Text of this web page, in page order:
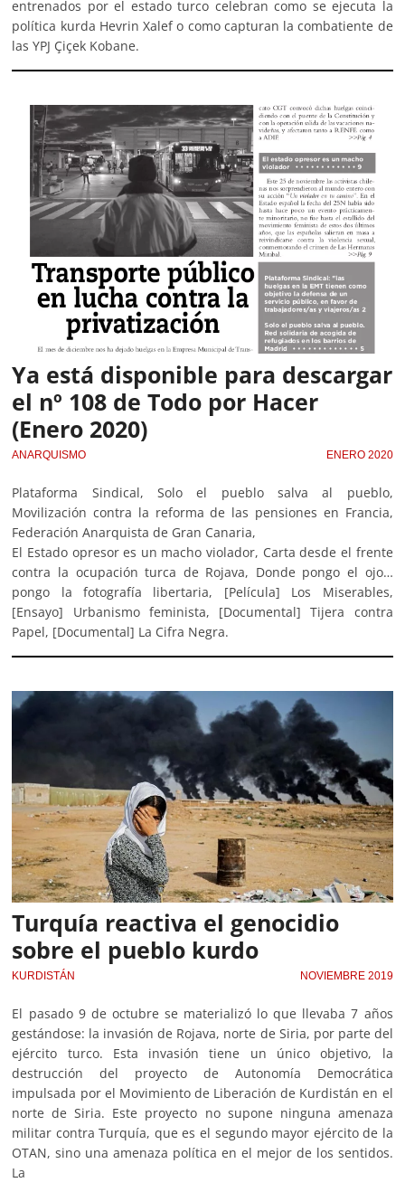
entrenados por el estado turco celebran como se ejecuta la
política kurda Hevrin Xalef o como capturan la combatiente de
las YPJ Çiçek Kobane.
Ya está disponible para descargar
el nº 108 de Todo por Hacer
(Enero 2020)
ANARQUISMO ENERO 2020
Plataforma Sindical, Solo el pueblo salva al pueblo,
Movilización contra la reforma de las pensiones en Francia,
Federación Anarquista de Gran Canaria,
El Estado opresor es un macho violador, Carta desde el frente
contra la ocupación turca de Rojava, Donde pongo el ojo…
pongo la fotografía libertaria, [Película] Los Miserables,
[Ensayo] Urbanismo feminista, [Documental] Tijera contra
Papel, [Documental] La Cifra Negra.
Turquía reactiva el genocidio
sobre el pueblo kurdo
KURDISTÁN NOVIEMBRE 2019
El pasado 9 de octubre se materializó lo que llevaba 7 años
gestándose: la invasión de Rojava, norte de Siria, por parte del
ejército turco. Esta invasión tiene un único objetivo, la
destrucción del proyecto de Autonomía Democrática
impulsada por el Movimiento de Liberación de Kurdistán en el
norte de Siria. Este proyecto no supone ninguna amenaza
militar contra Turquía, que es el segundo mayor ejército de la
OTAN, sino una amenaza política en el mejor de los sentidos.
La